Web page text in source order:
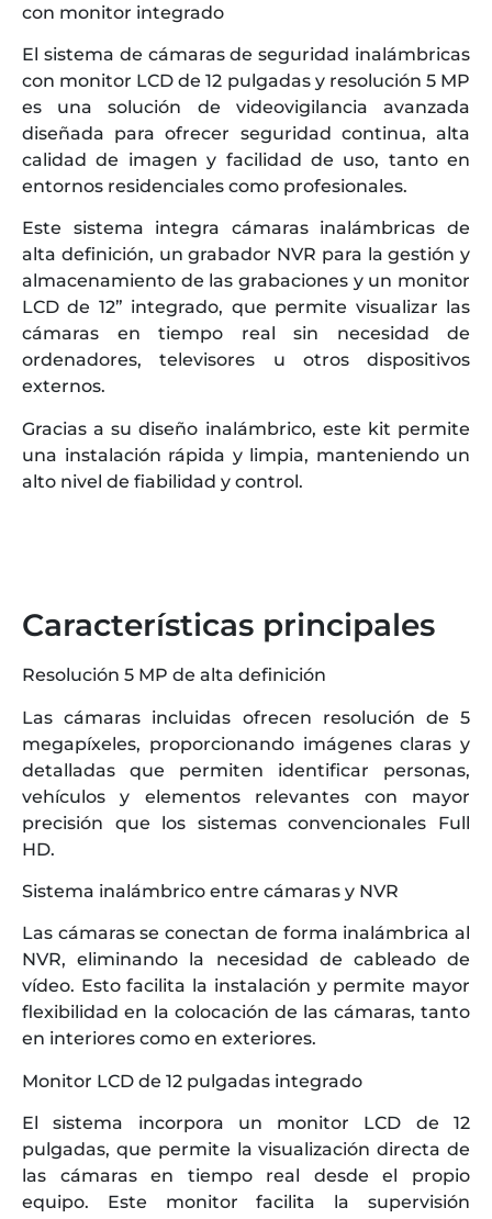
con monitor integrado
El sistema de cámaras de seguridad inalámbricas
con monitor LCD de 12 pulgadas y resolución 5 MP
es una solución de videovigilancia avanzada
diseñada para ofrecer seguridad continua, alta
calidad de imagen y facilidad de uso, tanto en
entornos residenciales como profesionales.
Este sistema integra cámaras inalámbricas de
alta definición, un grabador NVR para la gestión y
almacenamiento de las grabaciones y un monitor
LCD de 12” integrado, que permite visualizar las
cámaras en tiempo real sin necesidad de
ordenadores, televisores u otros dispositivos
externos.
Gracias a su diseño inalámbrico, este kit permite
una instalación rápida y limpia, manteniendo un
alto nivel de fiabilidad y control.
Características principales
Resolución 5 MP de alta definición
Las cámaras incluidas ofrecen resolución de 5
megapíxeles, proporcionando imágenes claras y
detalladas que permiten identificar personas,
vehículos y elementos relevantes con mayor
precisión que los sistemas convencionales Full
HD.
Sistema inalámbrico entre cámaras y NVR
Las cámaras se conectan de forma inalámbrica al
NVR, eliminando la necesidad de cableado de
vídeo. Esto facilita la instalación y permite mayor
flexibilidad en la colocación de las cámaras, tanto
en interiores como en exteriores.
Monitor LCD de 12 pulgadas integrado
El sistema incorpora un monitor LCD de 12
pulgadas, que permite la visualización directa de
las cámaras en tiempo real desde el propio
equipo. Este monitor facilita la supervisión